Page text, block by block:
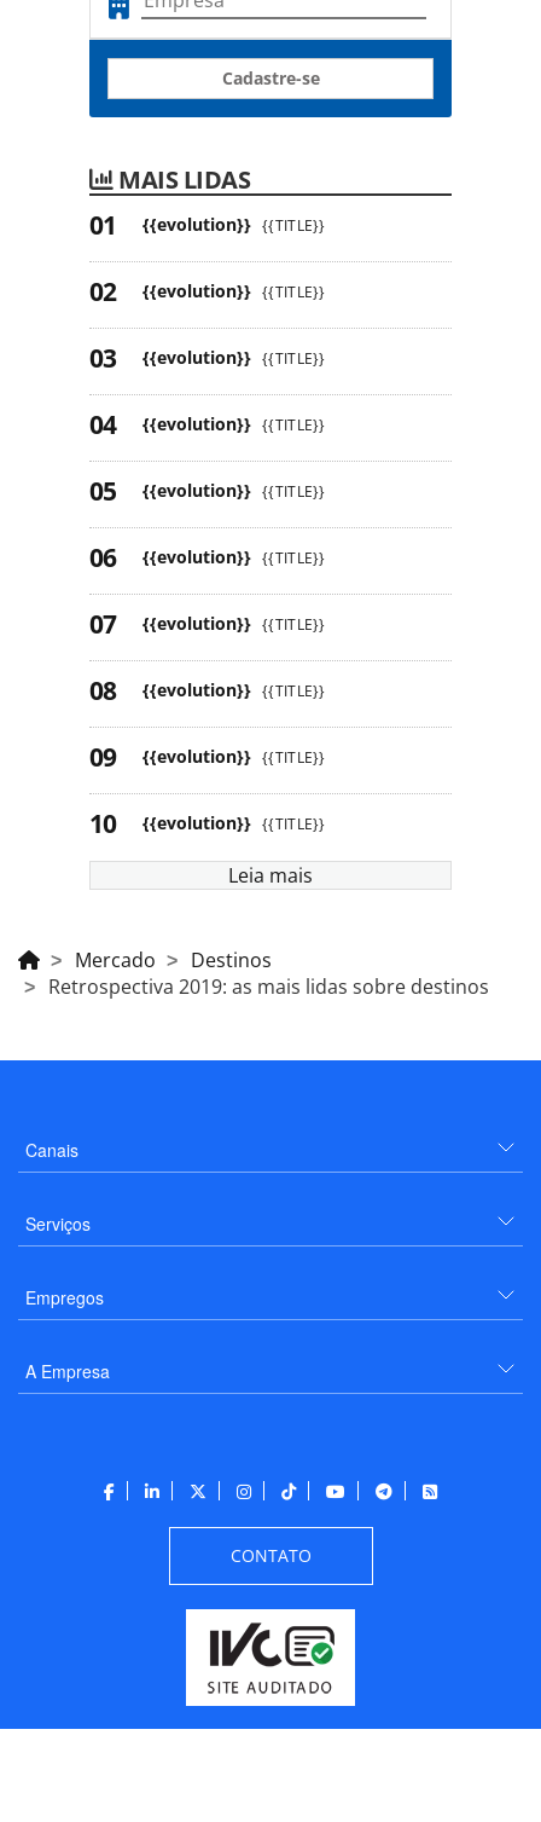
Cadastre-se
MAIS LIDAS
{{evolution}} {{TITLE}}
{{evolution}} {{TITLE}}
{{evolution}} {{TITLE}}
{{evolution}} {{TITLE}}
{{evolution}} {{TITLE}}
{{evolution}} {{TITLE}}
{{evolution}} {{TITLE}}
{{evolution}} {{TITLE}}
{{evolution}} {{TITLE}}
{{evolution}} {{TITLE}}
Leia mais
Mercado
Destinos
Retrospectiva 2019: as mais lidas sobre destinos
Canais
Serviços
Empregos
A Empresa
CONTATO